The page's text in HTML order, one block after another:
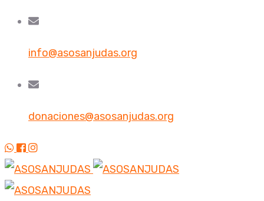
info@asosanjudas.org
donaciones@asosanjudas.org